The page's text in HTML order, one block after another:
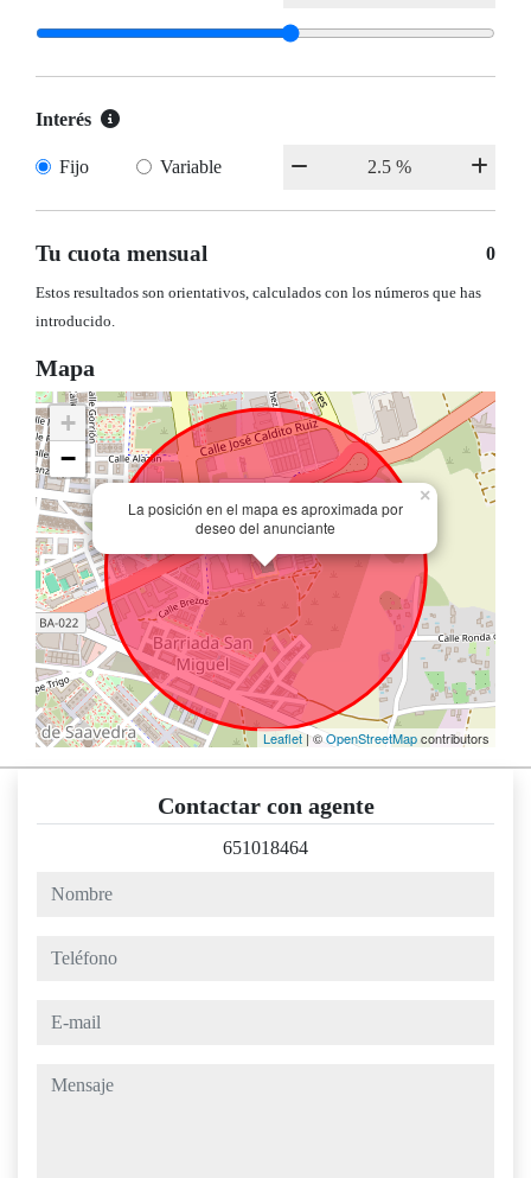
Interés
Fijo Variable
Tu cuota mensual 0
Estos resultados son orientativos, calculados con los números que has
introducido.
Mapa
La posición en el mapa es aproximada por
deseo del anunciante
×
+
−
Leaflet| ©OpenStreetMapcontributors
Contactar con agente
651018464
nombre
teléfono
e-mail
mensaje